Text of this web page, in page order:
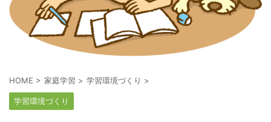
HOME > 家庭学習 > 学習環境づくり >
学習環境づくり